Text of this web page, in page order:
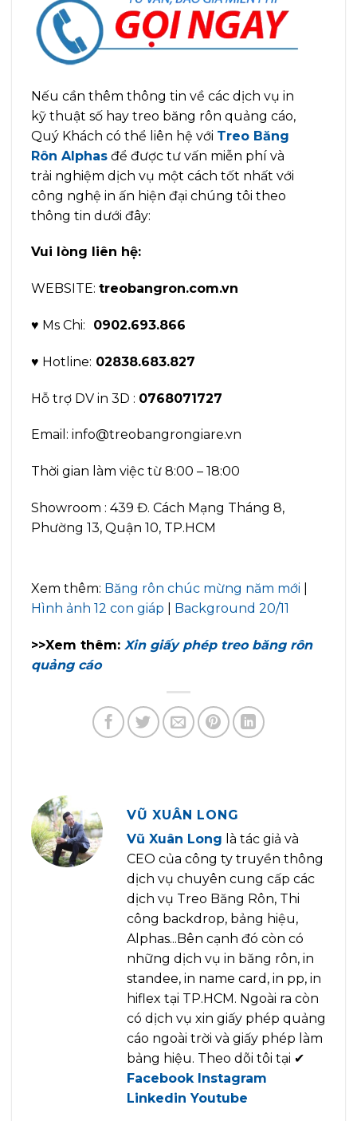
Nếu cần thêm thông tin về các dịch vụ in
kỹ thuật số hay treo băng rôn quảng cáo,
Quý Khách có thể liên hệ với Treo Băng
Rôn Alphas để được tư vấn miễn phí và
trải nghiệm dịch vụ một cách tốt nhất với
công nghệ in ấn hiện đại chúng tôi theo
thông tin dưới đây:
Vui lòng liên hệ:
WEBSITE: treobangron.com.vn
♥ Ms Chi: 0902.693.866
♥ Hotline: 02838.683.827
Hỗ trợ DV in 3D : 0768071727
Email: info@treobangrongiare.vn
Thời gian làm việc từ 8:00 – 18:00
Showroom : 439 Đ. Cách Mạng Tháng 8,
Phường 13, Quận 10, TP.HCM
Xem thêm: Băng rôn chúc mừng năm mới
Hình ảnh 12 con giáp
Background 20/11
>>Xem thêm: Xin giấy phép treo băng rôn
quảng cáo
VŨ XUÂN LONG
Vũ Xuân Long là tác giả và
CEO của công ty truyền thông
dịch vụ chuyên cung cấp các
dịch vụ Treo Băng Rôn, Thi
công backdrop, bảng hiệu,
Alphas...Bên cạnh đó còn có
những dịch vụ in băng rôn, in
standee, in name card, in pp, in
hiflex tại TP.HCM. Ngoài ra còn
có dịch vụ xin giấy phép quảng
cáo ngoài trời và giấy phép làm
bảng hiệu. Theo dõi tôi tại ✔
Facebook Instagram
Linkedin Youtube